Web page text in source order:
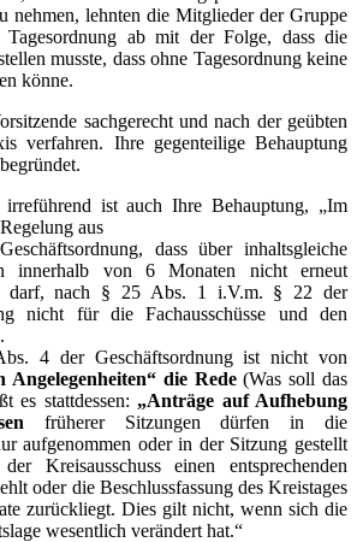
nehmen, lehnten die Mitglieder der Gruppe
Tagesordnung ab mit der Folge, dass die
musste, dass ohne Tagesordnung keine
könne.
sachgerecht und nach der geübten
verfahren. Ihre gegenteilige Behauptung
ist auch Ihre Behauptung, „Im
aus
dass über inhaltsgleiche
innerhalb von 6 Monaten nicht erneut
darf, nach § 25 Abs. 1 i.V.m. § 22 der
nicht für die Fachausschüsse und den
4 der Geschäftsordnung ist nicht von
Angelegenheiten“ die Rede(Was soll das
es stattdessen: „Anträge auf Aufhebung
früherer Sitzungen dürfen in die
aufgenommen oder in der Sitzung gestellt
Kreisausschuss einen entsprechenden
oder die Beschlussfassung des Kreistages
zurückliegt. Dies gilt nicht, wenn sich die
wesentlich verändert hat.“